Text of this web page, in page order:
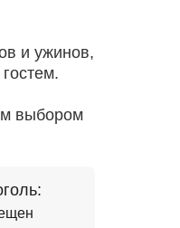
и ужинов,
выбором